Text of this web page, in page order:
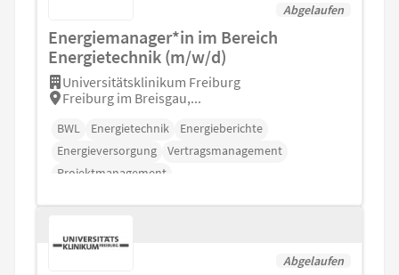
Abgelaufen
Energiemanager*in im Bereich
Energietechnik (m/w/d)
Universitätsklinikum Freiburg
Freiburg im Breisgau,...
BWL Energietechnik
Energieberichte
Energieversorgung
Vertragsmanagement
Projektmanagement
Abgelaufen